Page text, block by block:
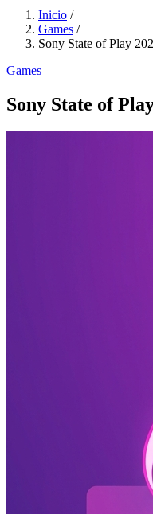
Inicio /
Games /
Sony State of Play
Games
Sony State of